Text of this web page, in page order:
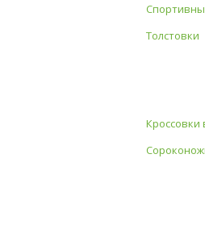
Толстовки